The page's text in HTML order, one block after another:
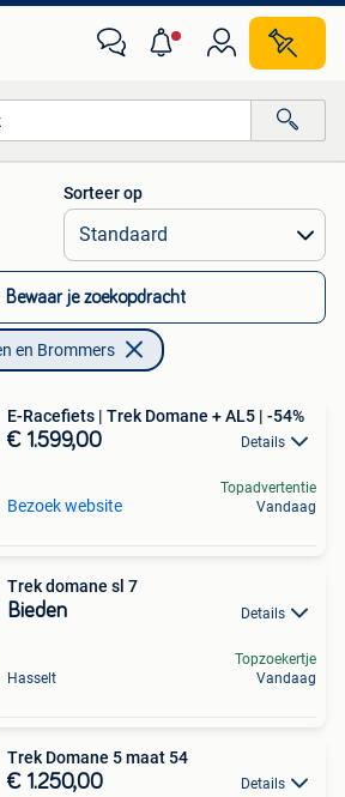
Alle afstanden…
Sorteer op
Bewaar je zoekopdracht
en Brommers
E-Racefiets | Trek Domane + AL5 | -54%
€ 1.599,00 Details
Bezoek website
Topadvertentie
Vandaag
Trek domane sl 7
Bieden Details
Hasselt
Topzoekertje
Vandaag
Trek Domane 5 maat 54
€ 1.250,00 Details